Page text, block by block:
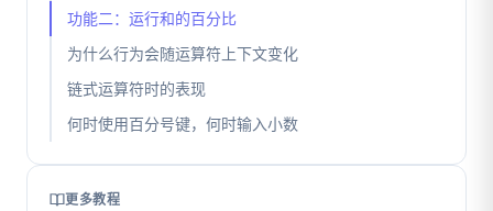
功能二：运行和的百分比
为什么行为会随运算符上下文变化
链式运算符时的表现
何时使用百分号键，何时输入小数
更多教程